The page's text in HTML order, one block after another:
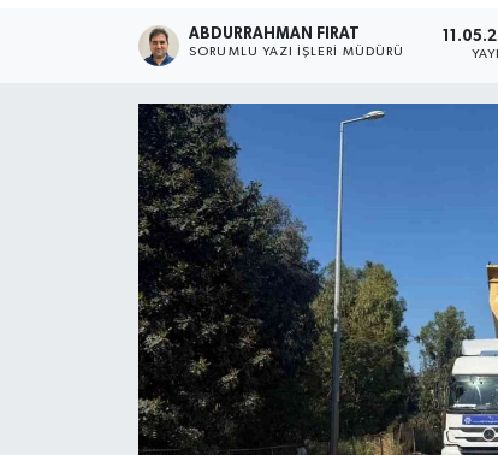
ABDURRAHMAN FIRAT
SORUMLU YAZI İŞLERI MÜDÜRÜ